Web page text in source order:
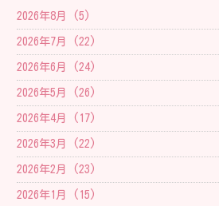
2026年8月 (5)
2026年7月 (22)
2026年6月 (24)
2026年5月 (26)
2026年4月 (17)
2026年3月 (22)
2026年2月 (23)
2026年1月 (15)